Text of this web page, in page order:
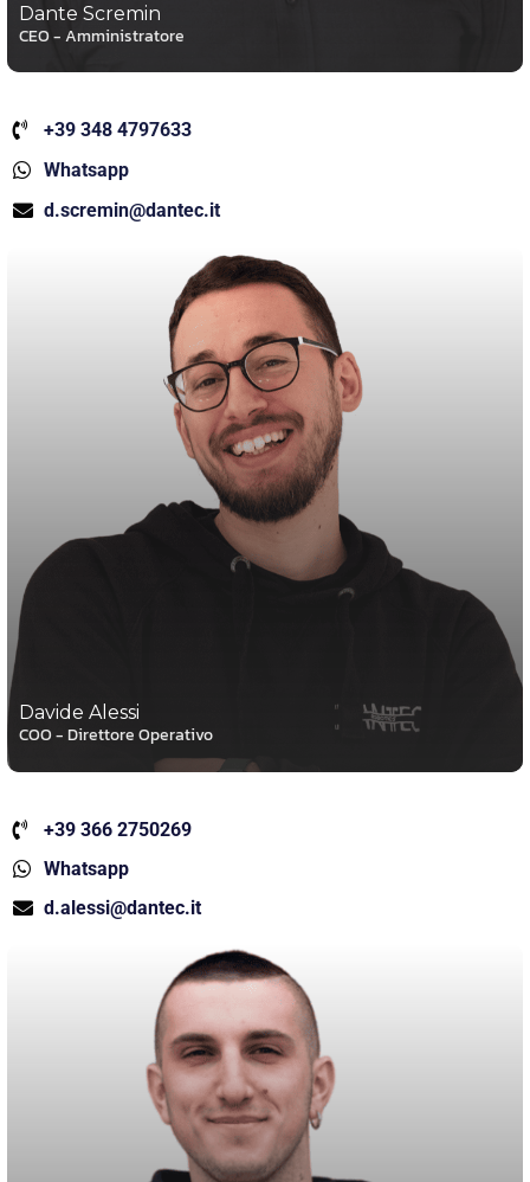
Dante Scremin
CEO - Amministratore
+39 348 4797633
Whatsapp
d.scremin@dantec.it
Davide Alessi
COO - Direttore Operativo
+39 366 2750269
Whatsapp
d.alessi@dantec.it